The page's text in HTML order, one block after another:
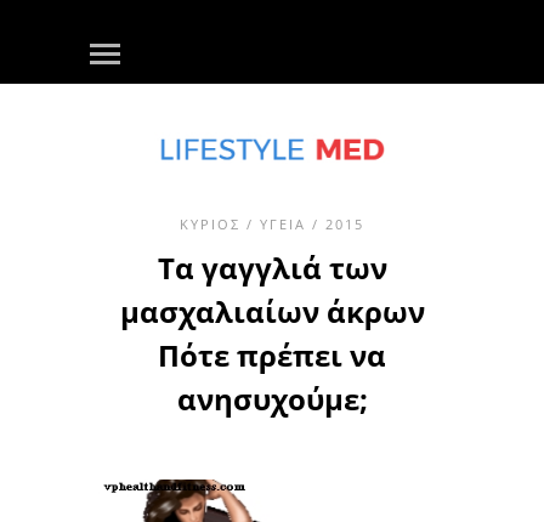
ΚΎΡΙΟΣ / ΥΓΕΊΑ / 2015
Τα γαγγλιά των
μασχαλιαίων άκρων
Πότε πρέπει να
ανησυχούμε;